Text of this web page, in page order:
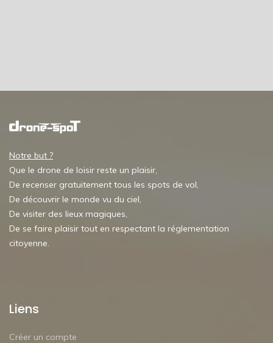
Notre but ?
Que le drone de loisir reste un plaisir,
De recenser gratuitement tous les spots de vol,
De découvrir le monde vu du ciel,
De visiter des lieux magiques,
De se faire plaisir tout en respectant la réglementation
citoyenne.
Liens
Créer un compte